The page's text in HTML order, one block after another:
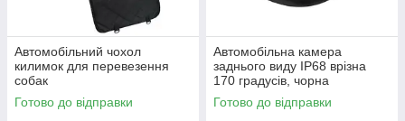
Автомобільний чохол
килимок для перевезення
собак
Готово до відправки
Автомобільна камера
заднього виду IP68 врізна
170 градусів, чорна
Готово до відправки